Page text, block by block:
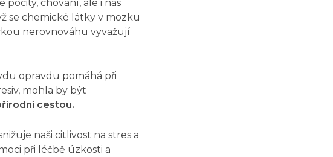
chování, ale i nás
se chemické látky v mozku
nerovnováhu vyvažují
opravdu pomáhá při
mohla by být
írodnícestou.
naši citlivost na stres a
při léčbě úzkosti a